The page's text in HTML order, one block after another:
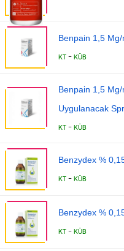
Benpain 1,5
KT - KÜB
Benpain 1,5
Uygulanacak
KT - KÜB
Benzydex %
KT - KÜB
Benzydex %
KT - KÜB